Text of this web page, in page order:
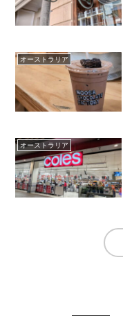
オーストラリア
オーストラリア